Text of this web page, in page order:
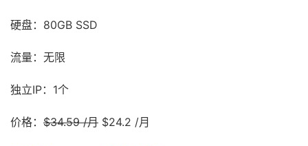
硬盘：80GB SSD
流量：无限
独立IP：1个
价格： $34.59 /月 $24.2 /月